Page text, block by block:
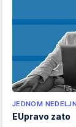
JEDNOM
EUpravo zato